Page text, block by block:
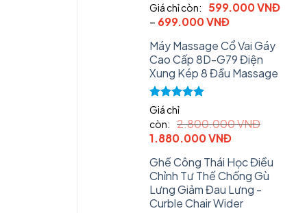
Rated5.00
out of 5
Giá chỉ còn: 599.000VNĐ
– 699.000VNĐ
Máy Massage Cổ Vai Gáy
Cao Cấp 8D-G79 Điện
Xung Kép 8 Đầu Massage
Rated
out of 5
Giá chỉ
còn:
2.800.000VNĐ
Original
was:
2.800.000 VNĐ.
1.880.000VNĐCurrent
is:
1.880.000
Ghế Công Thái Học Điều
Chỉnh Tư Thế Chống Gù
Lưng Giảm Đau Lưng -
Curble Chair Wider